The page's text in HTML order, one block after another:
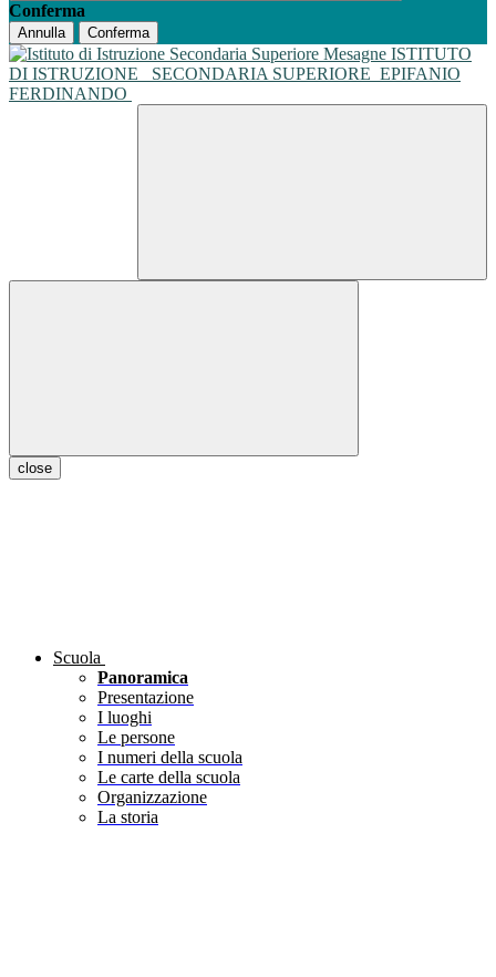
Conferma
Annulla Conferma
ISTITUTO
DI ISTRUZIONE
SECONDARIA SUPERIORE EPIFANIO
FERDINANDO
close
Scuola
Panoramica
Presentazione
I luoghi
Le persone
I numeri della scuola
Le carte della scuola
Organizzazione
La storia